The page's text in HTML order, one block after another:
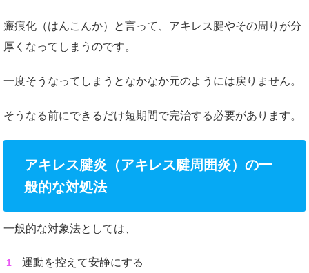
瘢痕化（はんこんか）と言って、アキレス腱やその周りが分
厚くなってしまうのです。
一度そうなってしまうとなかなか元のようには戻りません。
そうなる前にできるだけ短期間で完治する必要があります。
アキレス腱炎（アキレス腱周囲炎）の一
般的な対処法
一般的な対象法としては、
運動を控えて安静にする